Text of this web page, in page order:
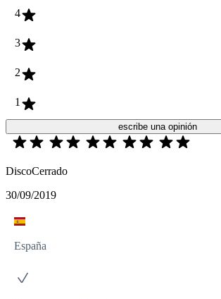
4
3
2
1
escribe una opinión
DiscoCerrado
30/09/2019
España